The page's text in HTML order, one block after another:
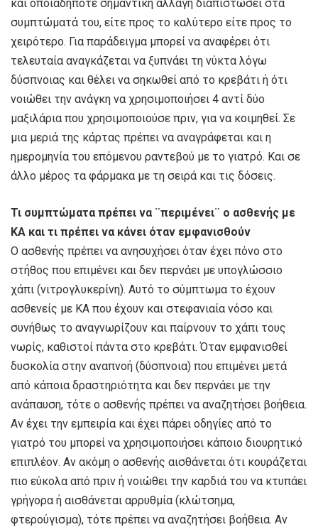
και οποιαδήποτε σημαντική αλλαγή διαπιστώσει στα
συμπτώματά του, είτε προς το καλύτερο είτε προς το
χειρότερο. Για παράδειγμα μπορεί να αναφέρει ότι
τελευταία αναγκάζεται να ξυπνάει τη νύκτα λόγω
δύσπνοιας και θέλει να σηκωθεί από το κρεβάτι ή ότι
νοιώθει την ανάγκη να χρησιμοποιήσει 4 αντί δύο
μαξιλάρια που χρησιμοποιούσε πριν, για να κοιμηθεί. Σε
μια μεριά της κάρτας πρέπει να αναγράφεται και η
ημερομηνία του επόμενου ραντεβού με το γιατρό. Και σε
άλλο μέρος τα φάρμακα με τη σειρά και τις δόσεις.
Τι συμπτώματα πρέπει να ¨περιμένει¨ ο ασθενής με
ΚΑ και τι πρέπει να κάνει όταν εμφανισθούν
Ο ασθενής πρέπει να ανησυχήσει όταν έχει πόνο στο
στήθος που επιμένει και δεν περνάει με υπογλώσσιο
χάπι (νιτρογλυκερίνη). Αυτό το σύμπτωμα το έχουν
ασθενείς με ΚΑ που έχουν και στεφανιαία νόσο και
συνήθως το αναγνωρίζουν και παίρνουν το χάπι τους
νωρίς, καθιστοί πάντα στο κρεβάτι. Όταν εμφανισθεί
δυσκολία στην αναπνοή (δύσπνοια) που επιμένει μετά
από κάποια δραστηριότητα και δεν περνάει με την
ανάπαυση, τότε ο ασθενής πρέπει να αναζητήσει βοήθεια.
Αν έχει την εμπειρία και έχει πάρει οδηγίες από το
γιατρό του μπορεί να χρησιμοποιήσει κάποιο διουρητικό
επιπλέον. Αν ακόμη ο ασθενής αισθάνεται ότι κουράζεται
πιο εύκολα από πριν ή νοιώθει την καρδιά του να κτυπάει
γρήγορα ή αισθάνεται αρρυθμία (κλώτσημα,
φτερούγισμα), τότε πρέπει να αναζητήσει βοήθεια. Αν